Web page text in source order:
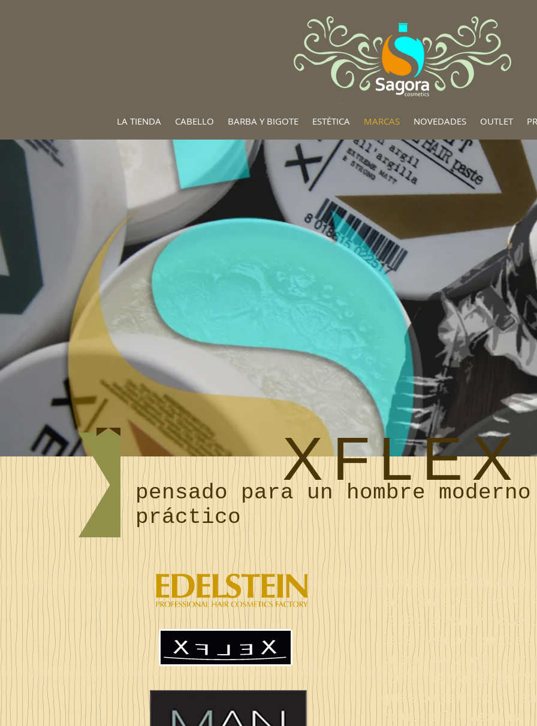
LA TIENDA CABELLO BARBA Y BIGOTE ESTÉTICA MARCAS NOVEDADES OUTLET
XFLEX
pensado para un hombre
práctico
X- FLEX esta Fabricado
fabricante de
1949 siempre
para crear productos
buscando ofrecer el
con otras marcas
que aporta todo lo
peluquería masculina.